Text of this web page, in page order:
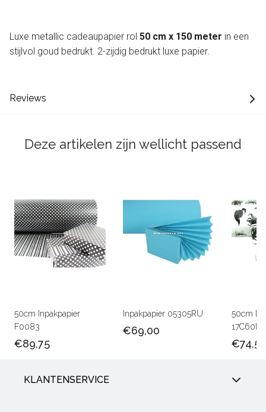
Luxe metallic cadeaupapier rol 50 cm x 150 meter in een
stijlvol goud bedrukt. 2-zijdig bedrukt luxe papier.
Reviews
Deze artikelen zijn wellicht passend
50cm Inpakpapier
F0083
€89,75
Inpakpapier 05305RU
€69,00
50cm
€74,50
KLANTENSERVICE